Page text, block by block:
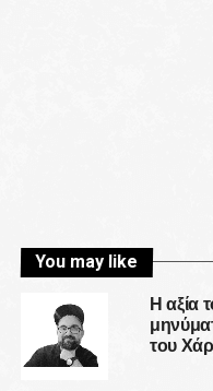
You may like
Η αξία
του